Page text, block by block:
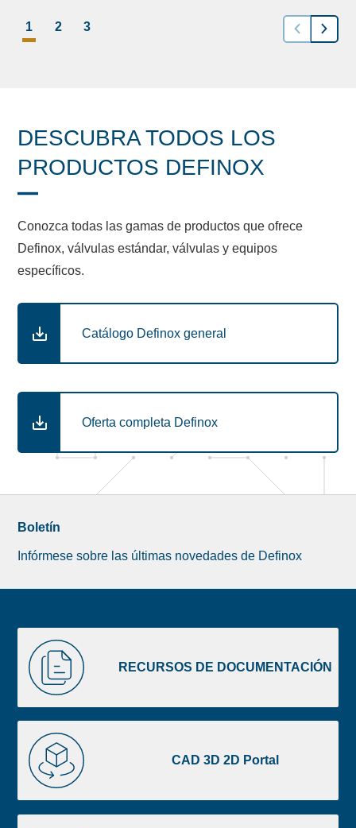
1 2 3
DESCUBRA TODOS LOS
PRODUCTOS DEFINOX
Conozca todas las gamas de productos que ofrece
Definox, válvulas estándar, válvulas y equipos
específicos.
Catálogo Definox general
Oferta completa Definox
Boletín
Infórmese sobre las últimas novedades de Definox
image
footer
RECURSOS DE DOCUMENTACIÓN
RECURSOS
DE
DOCUMENTACIÓN
CAD 3D 2D Portal
CAD
3D
2D
Portal